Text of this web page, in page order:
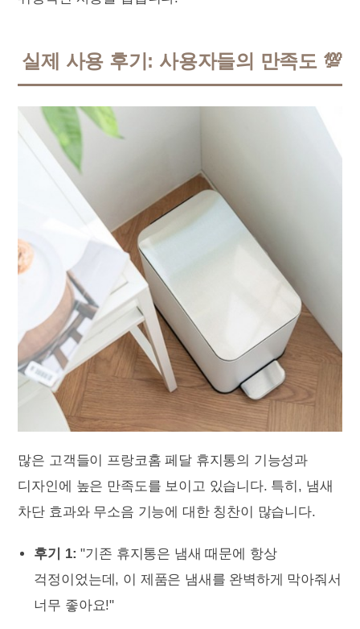
실제 사용 후기: 사용자들의 만족도 💯
많은 고객들이 프랑코홈 페달 휴지통의 기능성과
디자인에 높은 만족도를 보이고 있습니다. 특히, 냄새
차단 효과와 무소음 기능에 대한 칭찬이 많습니다.
후기 1: "기존 휴지통은 냄새 때문에 항상
걱정이었는데, 이 제품은 냄새를 완벽하게 막아줘서
너무 좋아요!"